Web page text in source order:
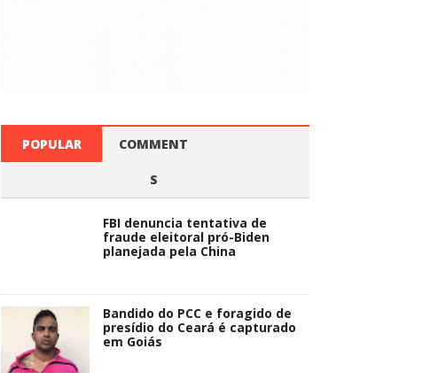
POPULAR COMMENT
S
FBI denuncia tentativa de
fraude eleitoral pró-Biden
planejada pela China
Bandido do PCC e foragido de
presídio do Ceará é capturado
em Goiás